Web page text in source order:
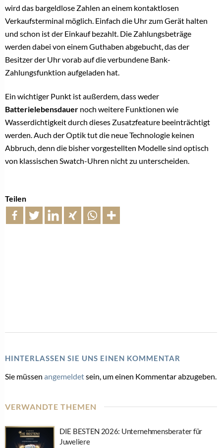
wird das bargeldlose Zahlen an einem kontaktlosen
Verkaufsterminal möglich. Einfach die Uhr zum Gerät halten
und schon ist der Einkauf bezahlt. Die Zahlungsbeträge
werden dabei von einem Guthaben abgebucht, das der
Besitzer der Uhr vorab auf die verbundene Bank-
Zahlungsfunktion aufgeladen hat.
Ein wichtiger Punkt ist außerdem, dass weder
Batterielebensdauer noch weitere Funktionen wie
Wasserdichtigkeit durch dieses Zusatzfeature beeinträchtigt
werden. Auch der Optik tut die neue Technologie keinen
Abbruch, denn die bisher vorgestellten Modelle sind optisch
von klassischen Swatch-Uhren nicht zu unterscheiden.
Teilen
HINTERLASSEN SIE UNS EINEN KOMMENTAR
Sie müssen angemeldetsein, um einen Kommentar abzugeben.
VERWANDTE THEMEN
DIE BESTEN 2026: Unternehmensberater für
Juweliere